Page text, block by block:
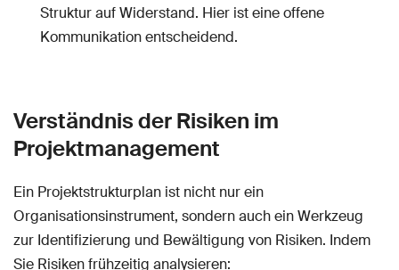
Struktur auf Widerstand. Hier ist eine offene
Kommunikation entscheidend.
Verständnis der Risiken im
Projektmanagement
Ein Projektstrukturplan ist nicht nur ein
Organisationsinstrument, sondern auch ein Werkzeug
zur Identifizierung und Bewältigung von Risiken. Indem
Sie Risiken frühzeitig analysieren: